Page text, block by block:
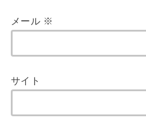
メール ※
サイト